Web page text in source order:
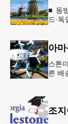
■ 동
드·
아
스톤
른 배
조